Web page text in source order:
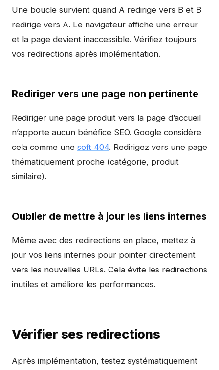
Une boucle survient quand A redirige vers B et B
redirige vers A. Le navigateur affiche une erreur
et la page devient inaccessible. Vérifiez toujours
vos redirections après implémentation.
Rediriger vers une page non pertinente
Rediriger une page produit vers la page d’accueil
n’apporte aucun bénéfice SEO. Google considère
cela comme une soft 404. Redirigez vers une page
thématiquement proche (catégorie, produit
similaire).
Oublier de mettre à jour les liens internes
Même avec des redirections en place, mettez à
jour vos liens internes pour pointer directement
vers les nouvelles URLs. Cela évite les redirections
inutiles et améliore les performances.
Vérifier ses redirections
Après implémentation, testez systématiquement